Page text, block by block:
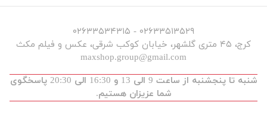
۰۲۶۳۳۵۱۳۵۲۹ - ۰۲۶۳۳۵۳۴۳۱۵
کرج، ۴۵ متری گلشهر، خیابان کوکب شرقی، عکس و فیلم مکث
maxshop.group@gmail.com
شنبه تا پنجشنبه از ساعت 9 الی 13 و 16:30 الی 20:30 پاسخگوی
شما عزیزان هستیم.